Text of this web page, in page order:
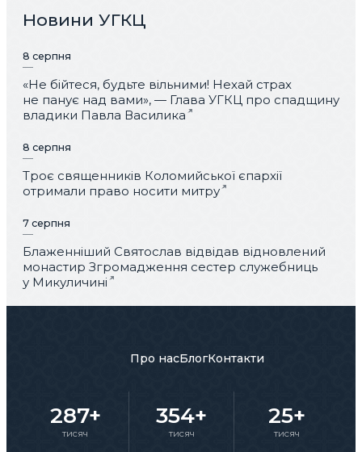
Новини УГКЦ
8 серпня
«Не бійтеся, будьте вільними! Нехай страх
не панує над вами», — Глава УГКЦ про спадщину
владики Павла Василика
8 серпня
Троє священників Коломийської єпархії
отримали право носити митру
7 серпня
Блаженніший Святослав відвідав відновлений
монастир Згромадження сестер служебниць
у Микуличині
Про насБлогКонтакти
287+
тисяч
354+
тисяч
25+
тисяч